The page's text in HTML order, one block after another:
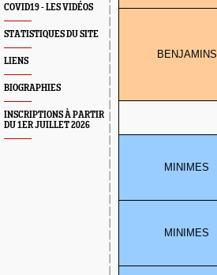
COVID19 - LES VIDÉOS
STATISTIQUES DU SITE
LIENS
BIOGRAPHIES
INSCRIPTIONS À PARTIR
DU 1ER JUILLET 2026
BENJAMINS
MINIMES
MINIMES